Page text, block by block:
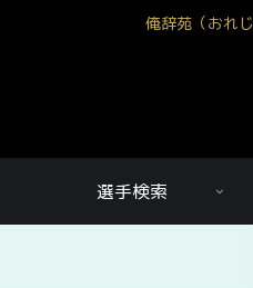
俺辞苑（おれ
選手検索